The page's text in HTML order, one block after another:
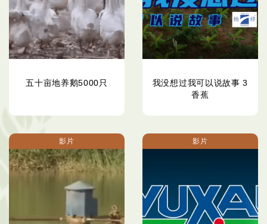
五十亩地养鹅5000只
我没想过我可以说故事 3
香蕉
影片 影片